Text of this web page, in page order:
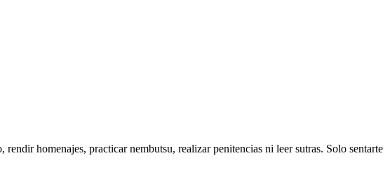
homenajes, practicar nembutsu, realizar penitencias ni leer sutras. Solo sentarte